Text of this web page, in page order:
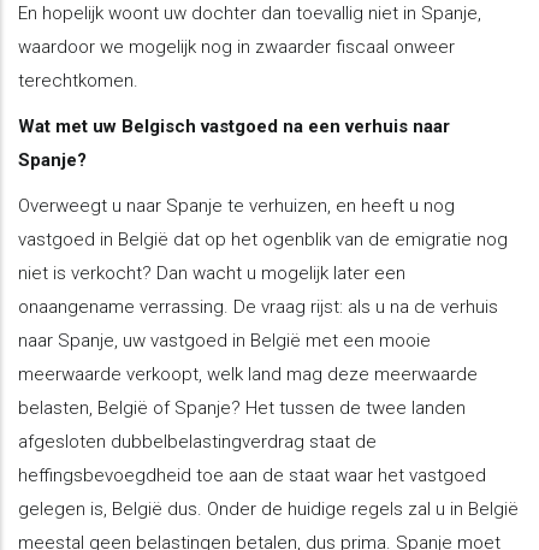
En hopelijk woont uw dochter dan toevallig niet in Spanje,
waardoor we mogelijk nog in zwaarder fiscaal onweer
terechtkomen.
Wat met uw Belgisch vastgoed na een verhuis naar
Spanje?
Overweegt u naar Spanje te verhuizen, en heeft u nog
vastgoed in België dat op het ogenblik van de emigratie nog
niet is verkocht? Dan wacht u mogelijk later een
onaangename verrassing. De vraag rijst: als u na de verhuis
naar Spanje, uw vastgoed in België met een mooie
meerwaarde verkoopt, welk land mag deze meerwaarde
belasten, België of Spanje? Het tussen de twee landen
afgesloten dubbelbelastingverdrag staat de
heffingsbevoegdheid toe aan de staat waar het vastgoed
gelegen is, België dus. Onder de huidige regels zal u in België
meestal geen belastingen betalen, dus prima. Spanje moet